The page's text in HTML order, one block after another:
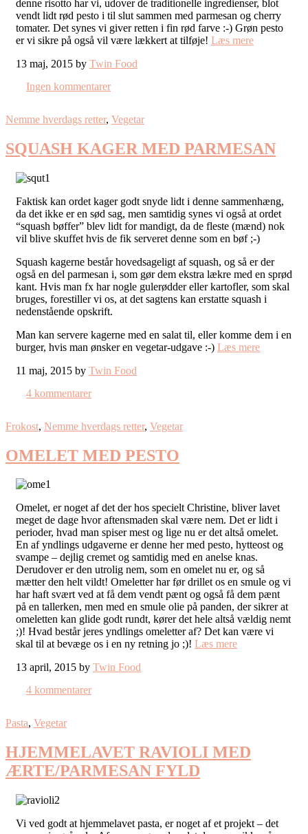
denne risotto har vi, udover de traditionelle ingredienser, blot
vendt lidt rød pesto i til slut sammen med parmesan og cherry
tomater. Det synes vi giver retten i fin rød farve :-) Grøn pesto
er vi sikre på også vil være lækkert at tilføje! Læs mere
13 maj, 2015 by Twin Food
Ingen kommentarer
Nemme hverdags retter, Vegetar
SQUASH KAGER MED PARMESAN
Faktisk kan ordet kager godt snyde lidt i denne sammenhæng,
da det ikke er en sød sag, men samtidig synes vi også at ordet
“squash bøffer” blev lidt for mandigt, da de fleste (mænd) nok
vil blive skuffet hvis de fik serveret denne som en bøf ;-)
Squash kagerne består hovedsageligt af squash, og så er der
også en del parmesan i, som gør dem ekstra lækre med en sprød
kant. Hvis man fx har nogle gulerødder eller kartofler, som skal
bruges, forestiller vi os, at det sagtens kan erstatte squash i
nedenstående opskrift.
Man kan servere kagerne med en salat til, eller komme dem i en
burger, hvis man ønsker en vegetar-udgave :-) Læs mere
11 maj, 2015 by Twin Food
4 kommentarer
Frokost, Nemme hverdags retter, Vegetar
OMELET MED PESTO
Omelet, er noget af det der hos specielt Christine, bliver lavet
meget de dage hvor aftensmaden skal være nem. Det er lidt i
perioder, hvad man spiser mest og lige nu er det altså omelet.
En af yndlings udgaverne er denne her med pesto, hytteost og
svampe – dejlig cremet og samtidig med en anelse knas.
Derudover er den utrolig nem, som en omelet nu er, og så
mætter den helt vildt! Omeletter har før drillet os en smule og vi
har haft svært ved at få dem vendt pænt og også få dem pænt
på en tallerken, men med en smule olie på panden, der sikrer at
omeletten kan glide godt rundt, kører det hele altså vældig nemt
;)! Hvad består jeres yndlings omeletter af? Det kan være vi
skal til at bevæge os i en ny retning jo ;)! Læs mere
13 april, 2015 by Twin Food
4 kommentarer
Pasta, Vegetar
HJEMMELAVET RAVIOLI MED
ÆRTE/PARMESAN FYLD
Vi ved godt at hjemmelavet pasta, er noget af et projekt – det